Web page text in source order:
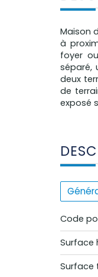
Maison
à
foyer
séparé,
deux
de
exposé
Code
surface